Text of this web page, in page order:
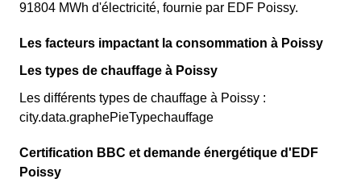
91804 MWh d'électricité, fournie par EDF Poissy.
Les facteurs impactant la consommation à Poissy
Les types de chauffage à Poissy
Les différents types de chauffage à Poissy :
city.data.graphePieTypechauffage
Certification BBC et demande énergétique d'EDF
Poissy